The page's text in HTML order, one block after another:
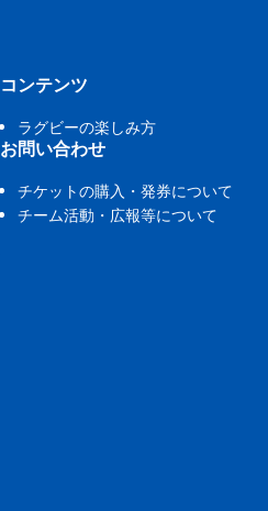
コンテンツ
ラグビーの楽しみ方
お問い合わせ
チケットの購入・発券について
チーム活動・広報等について